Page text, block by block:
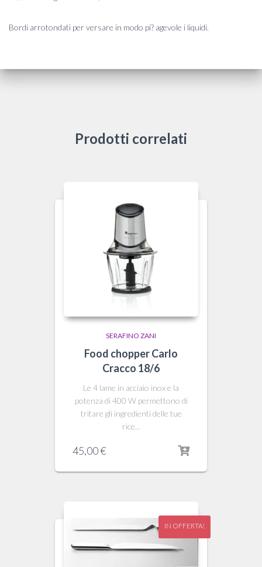
Bordi arrotondati per versare in modo pi? agevole i liquidi.
Prodotti correlati
SERAFINO ZANI
Food chopper Carlo
Cracco 18/6
Le 4 lame in acciaio inox e la
potenza di 400 W permettono di
tritare gli ingredienti delle tue
rice...
45,00€
IN OFFERTA!